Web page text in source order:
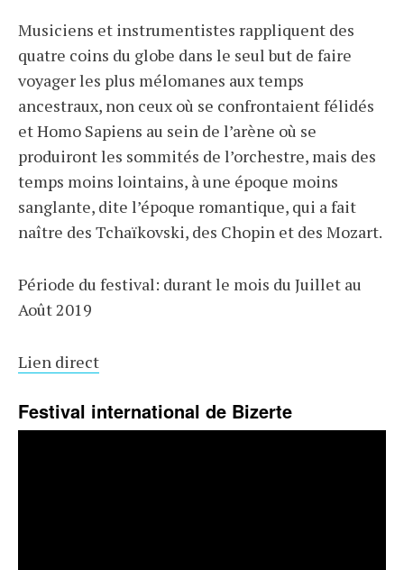
Musiciens et instrumentistes rappliquent des
quatre coins du globe dans le seul but de faire
voyager les plus mélomanes aux temps
ancestraux, non ceux où se confrontaient félidés
et Homo Sapiens au sein de l’arène où se
produiront les sommités de l’orchestre, mais des
temps moins lointains, à une époque moins
sanglante, dite l’époque romantique, qui a fait
naître des Tchaïkovski, des Chopin et des Mozart.
Période du festival: durant le mois du Juillet au
Août 2019
Lien direct
Festival international de Bizerte